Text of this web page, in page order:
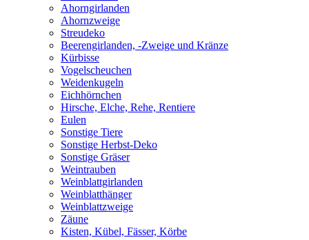
Ahorngirlanden
Ahornzweige
Streudeko
Beerengirlanden, -Zweige und Kränze
Kürbisse
Vogelscheuchen
Weidenkugeln
Eichhörnchen
Hirsche, Elche, Rehe, Rentiere
Eulen
Sonstige Tiere
Sonstige Herbst-Deko
Sonstige Gräser
Weintrauben
Weinblattgirlanden
Weinblatthänger
Weinblattzweige
Zäune
Kisten, Kübel, Fässer, Körbe